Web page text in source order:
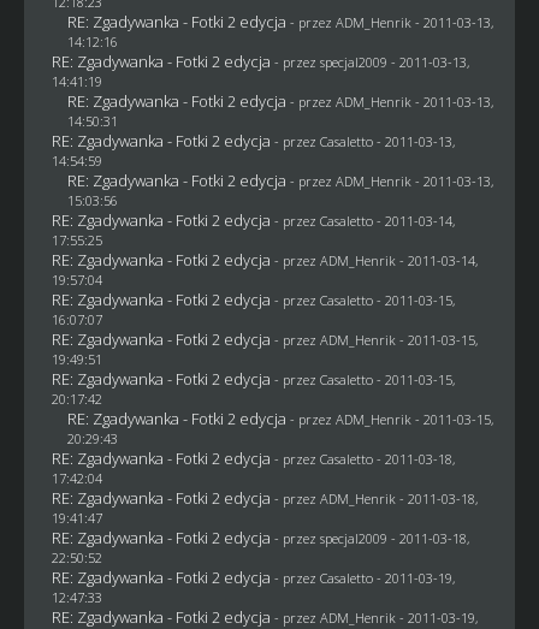
RE: Zgadywanka - Fotki 2 edycja - przez ADM_Henrik - 2011-03-13,
14:12:16
RE: Zgadywanka - Fotki 2 edycja - przez specjal2009 - 2011-03-13,
14:41:19
RE: Zgadywanka - Fotki 2 edycja - przez ADM_Henrik - 2011-03-13,
14:50:31
RE: Zgadywanka - Fotki 2 edycja - przez Casaletto- 2011-03-13,
14:54:59
RE: Zgadywanka - Fotki 2 edycja - przez ADM_Henrik - 2011-03-13,
15:03:56
RE: Zgadywanka - Fotki 2 edycja - przez Casaletto- 2011-03-14,
17:55:25
RE: Zgadywanka - Fotki 2 edycja - przez ADM_Henrik - 2011-03-14,
19:57:04
RE: Zgadywanka - Fotki 2 edycja - przez Casaletto- 2011-03-15,
16:07:07
RE: Zgadywanka - Fotki 2 edycja - przez ADM_Henrik - 2011-03-15,
19:49:51
RE: Zgadywanka - Fotki 2 edycja - przez Casaletto- 2011-03-15,
20:17:42
RE: Zgadywanka - Fotki 2 edycja - przez ADM_Henrik - 2011-03-15,
20:29:43
RE: Zgadywanka - Fotki 2 edycja - przez Casaletto- 2011-03-18,
17:42:04
RE: Zgadywanka - Fotki 2 edycja - przez ADM_Henrik - 2011-03-18,
19:41:47
RE: Zgadywanka - Fotki 2 edycja - przez specjal2009 - 2011-03-18,
22:50:52
RE: Zgadywanka - Fotki 2 edycja - przez Casaletto- 2011-03-19,
12:47:33
RE: Zgadywanka - Fotki 2 edycja - przez ADM_Henrik - 2011-03-19,